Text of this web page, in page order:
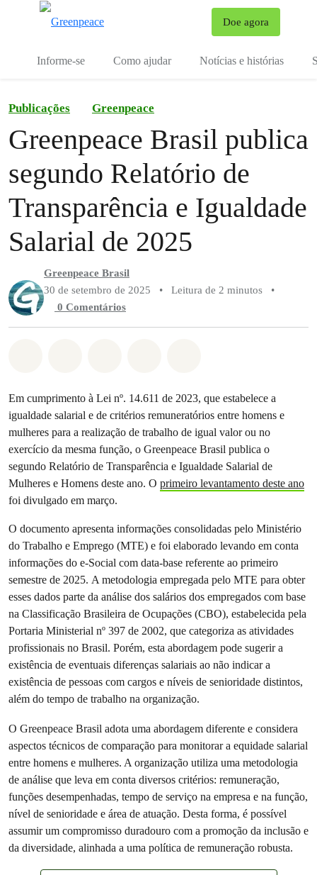
Doe agora
Informe-se Como ajudar Notícias e histórias
Publicações Greenpeace
Greenpeace Brasil publica
segundo Relatório de
Transparência e Igualdade
Salarial de 2025
Greenpeace Brasil
30 de setembro de 2025
• Leitura de 2 minutos
•
0 Comentários
Em cumprimento à Lei nº. 14.611 de 2023, que estabelece a
igualdade salarial e de critérios remuneratórios entre homens e
mulheres para a realização de trabalho de igual valor ou no
exercício da mesma função, o Greenpeace Brasil publica o
segundo Relatório de Transparência e Igualdade Salarial de
Mulheres e Homens deste ano. O primeiro levantamento deste ano
foi divulgado em março.
O documento apresenta informações consolidadas pelo Ministério
do Trabalho e Emprego (MTE) e foi elaborado levando em conta
informações do e-Social com data-base referente ao primeiro
semestre de 2025. A metodologia empregada pelo MTE para obter
esses dados parte da análise dos salários dos empregados com base
na Classificação Brasileira de Ocupações (CBO), estabelecida pela
Portaria Ministerial nº 397 de 2002, que categoriza as atividades
profissionais no Brasil. Porém, esta abordagem pode sugerir a
existência de eventuais diferenças salariais ao não indicar a
existência de pessoas com cargos e níveis de senioridade distintos,
além do tempo de trabalho na organização.
O Greenpeace Brasil adota uma abordagem diferente e considera
aspectos técnicos de comparação para monitorar a equidade salarial
entre homens e mulheres. A organização utiliza uma metodologia
de análise que leva em conta diversos critérios: remuneração,
funções desempenhadas, tempo de serviço na empresa e na função,
nível de senioridade e área de atuação. Desta forma, é possível
assumir um compromisso duradouro com a promoção da inclusão e
da diversidade, alinhada a uma política de remuneração robusta.